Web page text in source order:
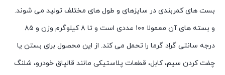
بست های کمربندی در سایزهای و طول های مختلف تولید می شوند.
و بسته های آن معمولا ۱۰۰ عددی است و تا ۸ کیلوگرم وزن و ۸۵
درجه سانتی گراد گرما را تحمل می کند. از این محصول برای بستن یا
چفت کردن سیم، کابل، قطعات پلاستیکی مانند قالپاق خودرو، شلنگ